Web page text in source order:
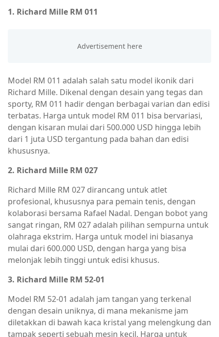
1. Richard Mille RM 011
Model RM 011 adalah salah satu model ikonik dari
Richard Mille. Dikenal dengan desain yang tegas dan
sporty, RM 011 hadir dengan berbagai varian dan edisi
terbatas. Harga untuk model RM 011 bisa bervariasi,
dengan kisaran mulai dari 500.000 USD hingga lebih
dari 1 juta USD tergantung pada bahan dan edisi
khususnya.
2. Richard Mille RM 027
Richard Mille RM 027 dirancang untuk atlet
profesional, khususnya para pemain tenis, dengan
kolaborasi bersama Rafael Nadal. Dengan bobot yang
sangat ringan, RM 027 adalah pilihan sempurna untuk
olahraga ekstrim. Harga untuk model ini biasanya
mulai dari 600.000 USD, dengan harga yang bisa
melonjak lebih tinggi untuk edisi khusus.
3. Richard Mille RM 52-01
Model RM 52-01 adalah jam tangan yang terkenal
dengan desain uniknya, di mana mekanisme jam
diletakkan di bawah kaca kristal yang melengkung dan
tampak seperti sebuah mesin kecil. Harga untuk